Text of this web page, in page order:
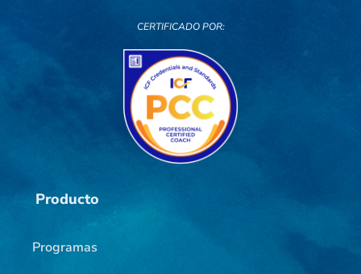
CERTIFICADO POR:
Producto
Programas